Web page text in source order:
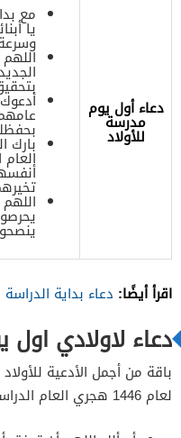
دعاء أول يوم
مدرسة
للأولاد
مع
يا
بارك
اقرأ أيضًا: دعاء بداية
دعاء لاولادي اول
باقة من أجمل الأدعية
لعام 1446 هجري العام الدراسي الجديد وهي كالتالي: